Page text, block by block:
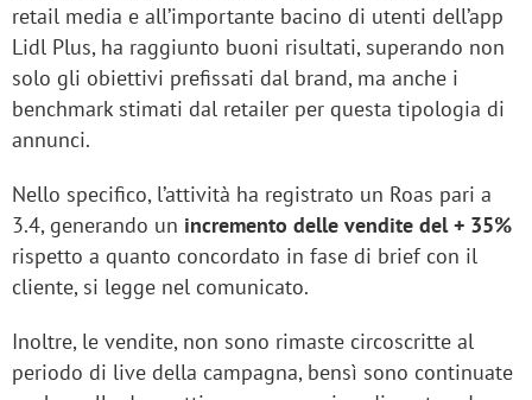
retail media e all’importante bacino di utenti dell’app
Lidl Plus, ha raggiunto buoni risultati, superando non
solo gli obiettivi prefissati dal brand, ma anche i
benchmark stimati dal retailer per questa tipologia di
annunci.
Nello specifico, l’attività ha registrato un Roas pari a
3.4, generando un incremento delle vendite del + 35%
rispetto a quanto concordato in fase di brief con il
cliente, si legge nel comunicato.
Inoltre, le vendite, non sono rimaste circoscritte al
periodo di live della campagna, bensì sono continuate